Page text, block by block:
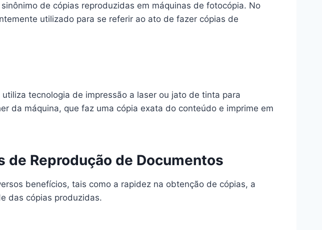
de cópias reproduzidas em máquinas de fotocópia. No
utilizado para se referir ao ato de fazer cópias de
tecnologia de impressão a laser ou jato de tinta para
da máquina, que faz uma cópia exata do conteúdo e imprime em
Reprodução de Documentos
benefícios, tais como a rapidez na obtenção de cópias, a
das cópias produzidas.